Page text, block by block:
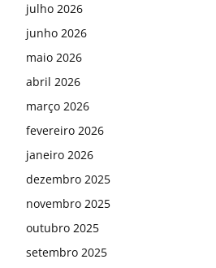
julho 2026
junho 2026
maio 2026
abril 2026
março 2026
fevereiro 2026
janeiro 2026
dezembro 2025
novembro 2025
outubro 2025
setembro 2025